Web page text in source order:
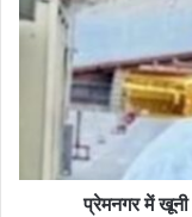
प्रेमनगर में खूनी